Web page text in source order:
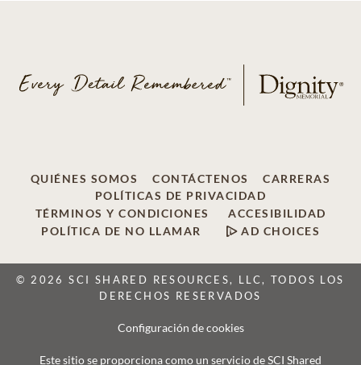
QUIÉNES SOMOS CONTÁCTENOS
CARRERAS
POLÍTICAS DE PRIVACIDAD
TÉRMINOS Y CONDICIONES
ACCESIBILIDAD
POLÍTICA DE NO LLAMAR
AD CHOICES
© 2026 SCI SHARED RESOURCES, LLC, TODOS LOS
DERECHOS RESERVADOS
Configuración de cookies
Este sitio se proporciona como un servicio de SCI Shared